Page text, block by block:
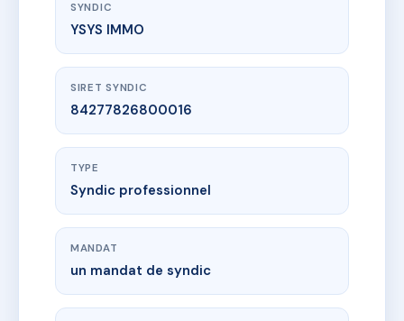
SYNDIC
YSYS IMMO
SIRET SYNDIC
84277826800016
TYPE
Syndic professionnel
MANDAT
un mandat de syndic